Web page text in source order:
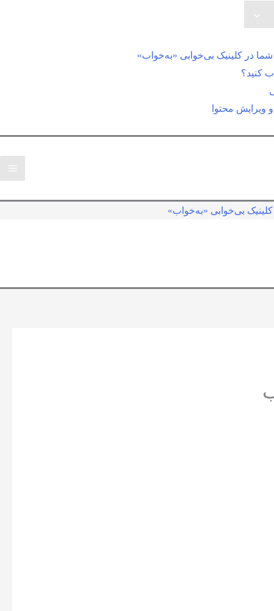
در کلینیک بی‌خوابی «به‌خواب»
کنید؟
ویرایش محتوا
بی‌خوابی «به‌خواب»